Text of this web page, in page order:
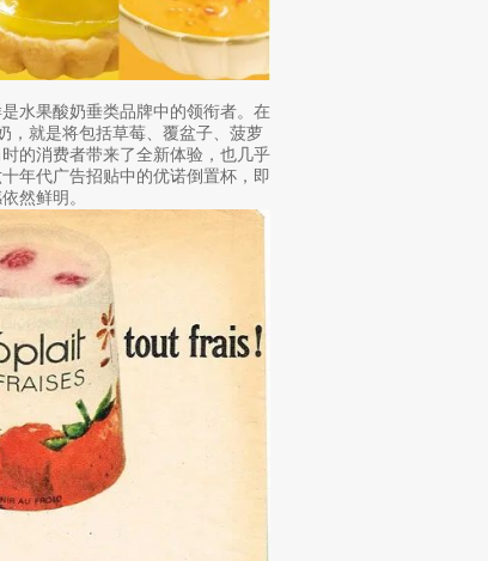
水果酸奶垂类品牌中的领衔者。在
，就是将包括草莓、覆盆子、菠萝
的消费者带来了全新体验，也几乎
年代广告招贴中的优诺倒置杯，即
然鲜明。